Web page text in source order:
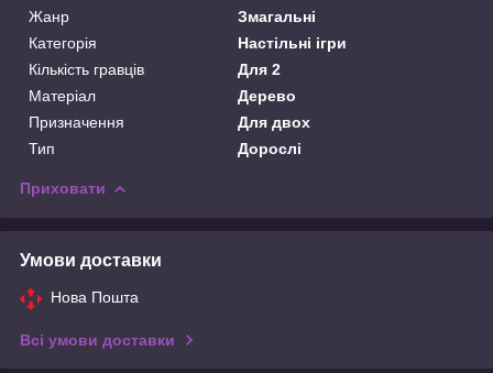
Жанр
Змагальні
Категорія
Настільні ігри
Кількість гравців
Для 2
Матеріал
Дерево
Призначення
Для двох
Тип
Дорослі
Приховати
Умови доставки
Нова Пошта
Всі умови доставки